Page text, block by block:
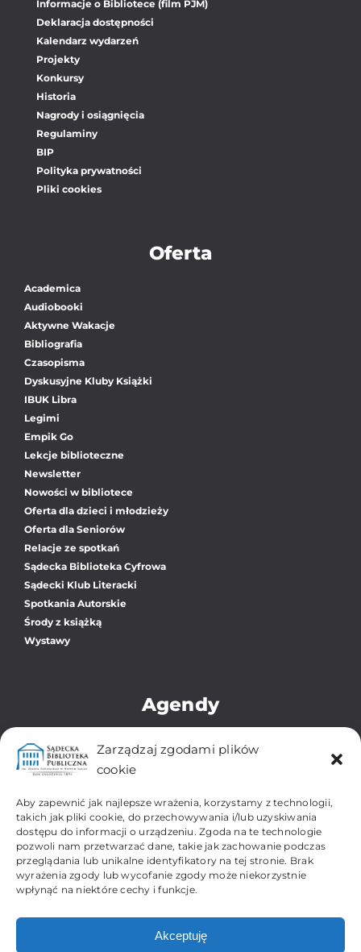
Zarządzaj zgodami plików
cookie
Aby zapewnić jak najlepsze wrażenia, korzystamy z technologii,
takich jak pliki cookie, do przechowywania i/lub uzyskiwania
dostępu do informacji o urządzeniu. Zgoda na te technologie
pozwoli nam przetwarzać dane, takie jak zachowanie podczas
przeglądania lub unikalne identyfikatory na tej stronie. Brak
wyrażenia zgody lub wycofanie zgody może niekorzystnie
wpłynąć na niektóre cechy i funkcje.
Akceptuję
Informacje o Bibliotece (film PJM)
Deklaracja dostępności
Kalendarz wydarzeń
Projekty
Konkursy
Historia
Nagrody i osiągnięcia
Regulaminy
BIP
Polityka prywatności
Pliki cookies
Oferta
Academica
Audiobooki
Aktywne Wakacje
Bibliografia
Czasopisma
Dyskusyjne Kluby Książki
IBUK Libra
Legimi
Empik Go
Lekcje biblioteczne
Newsletter
Nowości w bibliotece
Oferta dla dzieci i młodzieży
Oferta dla Seniorów
Relacje ze spotkań
Sądecka Biblioteka Cyfrowa
Sądecki Klub Literacki
Spotkania Autorskie
Środy z książką
Wystawy
Agendy
Oddział dla Dzieci i Młodzieży
Zbiory Regionalne i Zabytkowe
Filia Os. Gorzków-Wojska Polskiego
Filia Os. Kochanowskiego
Filia Os. Millenium
Filia Os. Przydworcowe
Filia Os. Biegonice-Dąbrówka